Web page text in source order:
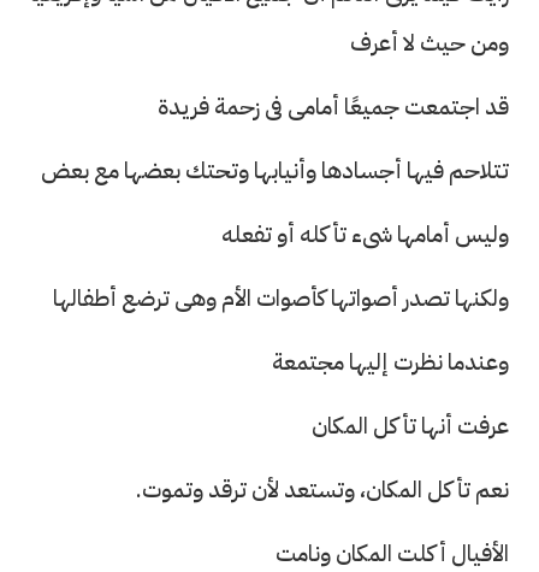
ومن حيث لا أعرف
قد اجتمعت جميعًا أمامى فى زحمة فريدة
تتلاحم فيها أجسادها وأنيابها وتحتك بعضها مع بعض
وليس أمامها شىء تأكله أو تفعله
ولكنها تصدر أصواتها كأصوات الأم وهى ترضع أطفالها
وعندما نظرت إليها مجتمعة
عرفت أنها تأكل المكان
نعم تأكل المكان، وتستعد لأن ترقد وتموت.
الأفيال أكلت المكان ونامت